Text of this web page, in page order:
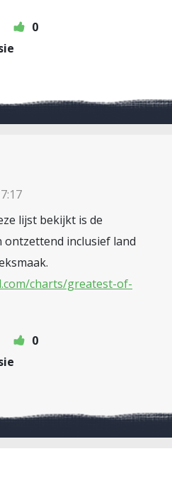
0
lijst bekijkt is de
ontzettend inclusief land
charts/greatest-of-
0